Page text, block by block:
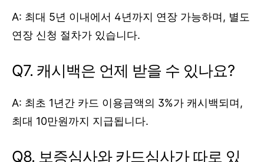
A: 최대 5년 이내에서 4년까지 연장 가능하며, 별도
연장 신청 절차가 있습니다.
Q7. 캐시백은 언제 받을 수 있나요?
A: 최초 1년간 카드 이용금액의 3%가 캐시백되며,
최대 10만원까지 지급됩니다.
Q8. 보증심사와 카드심사가 따로 있